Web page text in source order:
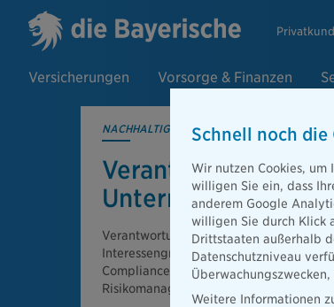
Versicherungen Vorsorge & Finanzen
NACHHALTIGKEIT
Verantwortungsvolle
Interessengruppen einzubeziehen,
Compliance‑Strukturen zu sichern und
Risikomanagement zu verankern.
Schnell noch die
Wir nutzen Cookies,
willigen Sie ein, dass
anderem Google
willigen Sie durch Klick
Drittstaaten außerhalb
Datenschutzniveau
Weitere Informationen